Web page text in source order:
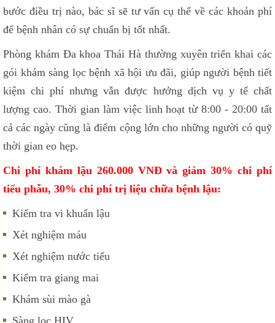
bước điều trị nào, bác sĩ sẽ tư vấn cụ thể về các khoản phí
để bệnh nhân có sự chuẩn bị tốt nhất.
Phòng khám Đa khoa Thái Hà thường xuyên triển khai các
gói khám sàng lọc bệnh xã hội ưu đãi, giúp người bệnh tiết
kiệm chi phí nhưng vẫn được hưởng dịch vụ y tế chất
lượng cao. Thời gian làm việc linh hoạt từ 8:00 - 20:00 tất
cả các ngày cũng là điểm cộng lớn cho những người có quỹ
thời gian eo hẹp.
Chi phí khám lậu 260.000 VNĐ và giảm 30% chi phí
tiểu phẫu, 30% chi phí trị liệu chữa bệnh lậu:
Kiểm tra vi khuẩn lậu
Xét nghiệm máu
Xét nghiệm nước tiểu
Kiểm tra giang mai
Khám sùi mào gà
Sàng lọc HIV